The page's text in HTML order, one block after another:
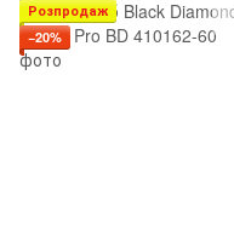
Розпродаж
−20%